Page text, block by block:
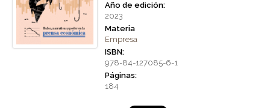
Año de edición:
2023
Materia
Empresa
ISBN:
978-84-127085-6-1
Páginas:
184